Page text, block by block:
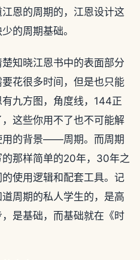
恩的周期的，江恩设计这
的周期基础。
知晓江恩书中的表面部分
花很多时间，但是也只能
九方图，角度线，144正
这些你用不了也不可能解
用的背景——周期。而周期
那样简单的20年，30年之
使用逻辑和配套工具。记
周期的私人学生的，是高
是基础，而基础就在《时